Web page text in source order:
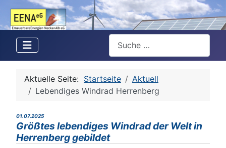
Suchen
Aktuelle Seite: Startseite
Aktuell
Lebendiges Windrad Herrenberg
01.07.2025
Größtes lebendiges Windrad der Welt in
Herrenberg gebildet